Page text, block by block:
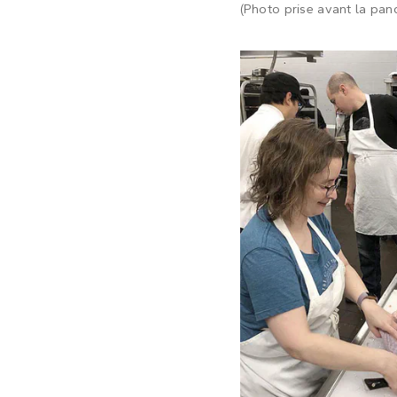
(Photo prise avant la